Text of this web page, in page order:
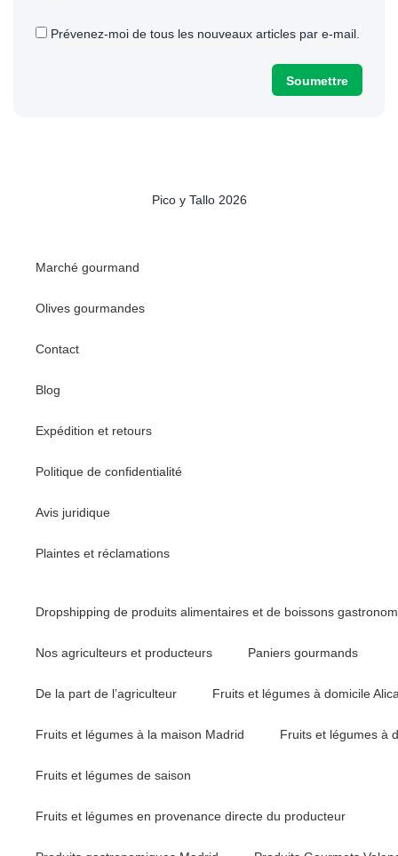
Prévenez-moi de tous les nouveaux articles par e-mail.
Pico y Tallo 2026
Marché gourmand
Olives gourmandes
Contact
Blog
Expédition et retours
Politique de confidentialité
Avis juridique
Plaintes et réclamations
Dropshipping de produits alimentaires et de boissons
Nos agriculteurs et producteurs Paniers gourmands
De la part de l’agriculteur Fruits et légumes à domicile
Fruits et légumes à la maison Madrid Fruits et légumes à
Fruits et légumes de saison
Fruits et légumes en provenance directe du producteur